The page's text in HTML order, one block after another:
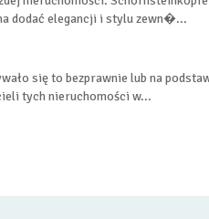
dodać elegancji i stylu zewn�...
się to bezprawnie lub na
tych nieruchomości w...